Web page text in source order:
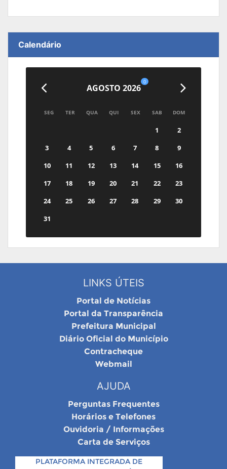
Calendário
AGOSTO 2026
0
SEG TER QUA QUI SEX SAB DOM
1
2
3
4 5 6 7 8
9
10
11 12 13 14 15
16
17
18 19 20 21 22
23
24
25 26 27 28 29
30
31
LINKS ÚTEIS
Portal de Notícias
Portal da Transparência
Prefeitura Municipal
Diário Oficial do Município
Contracheque
Webmail
AJUDA
Perguntas Frequentes
Horários e Telefones
Ouvidoria / Informações
Carta de Serviços
PLATAFORMA INTEGRADA DE